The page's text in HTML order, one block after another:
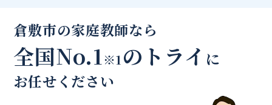
倉敷市の家庭教師なら
全国No.1※1のトライ に
お任せください